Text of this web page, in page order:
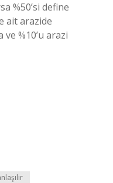
%50’si define
ait arazide
ve %10’u arazi